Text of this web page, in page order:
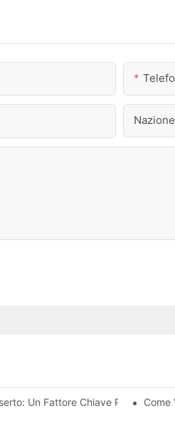
Nazione
Un Fattore Chiave Per LaCome